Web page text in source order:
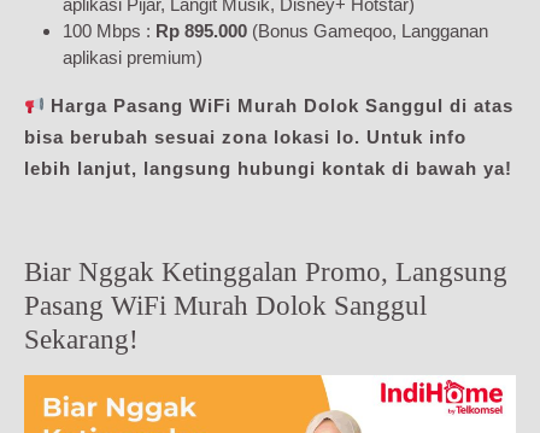
aplikasi Pijar, Langit Musik, Disney+ Hotstar)
100 Mbps : Rp 895.000 (Bonus Gameqoo, Langganan
aplikasi premium)
Harga Pasang WiFi Murah Dolok Sanggul di atas
bisa berubah sesuai zona lokasi lo. Untuk info
lebih lanjut, langsung hubungi kontak di bawah ya!
Biar Nggak Ketinggalan Promo, Langsung
Pasang WiFi Murah Dolok Sanggul
Sekarang!